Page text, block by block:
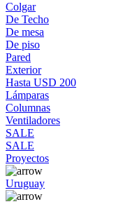
Colgar
De Techo
De mesa
De piso
Pared
Exterior
Hasta USD 200
Lámparas
Columnas
Ventiladores
SALE
SALE
Proyectos
Uruguay